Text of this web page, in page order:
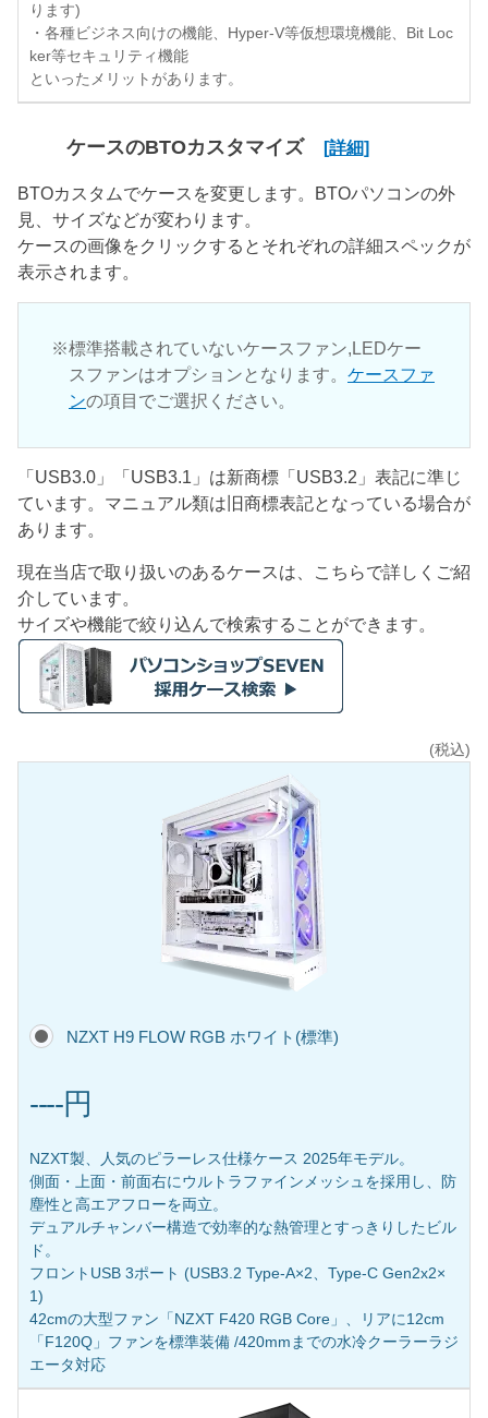
ります)
・各種ビジネス向けの機能、Hyper-V等仮想環境機能、Bit Loc
ker等セキュリティ機能
といったメリットがあります。
ケースのBTOカスタマイズ [詳細]
BTOカスタムでケースを変更します。BTOパソコンの外
見、サイズなどが変わります。
ケースの画像をクリックするとそれぞれの詳細スペックが
表示されます。
標準搭載されていないケースファン,LEDケー
スファンはオプションとなります。 ケースファ
ンの項目でご選択ください。
「USB3.0」「USB3.1」は新商標「USB3.2」表記に準じ
ています。マニュアル類は旧商標表記となっている場合が
あります。
現在当店で取り扱いのあるケースは、こちらで詳しくご紹
介しています。
サイズや機能で絞り込んで検索することができます。
(税込)
NZXT H9 FLOW RGB ホワイト(標準)
----円
NZXT製、人気のピラーレス仕様ケース 2025年モデル。
側面・上面・前面右にウルトラファインメッシュを採用し、防
塵性と高エアフローを両立。
デュアルチャンバー構造で効率的な熱管理とすっきりしたビル
ド。
フロントUSB 3ポート (USB3.2 Type-A×2、Type-C Gen2x2×
1)
42cmの大型ファン「NZXT F420 RGB Core」、リアに12cm
「F120Q」ファンを標準装備 /420mmまでの水冷クーラーラジ
エータ対応